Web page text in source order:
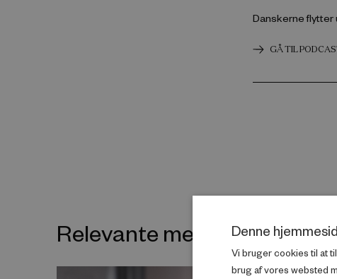
Danskerne flytter
GÅ TIL
Relevante medarbejdere
Denne
Vi bruger cookies til at
brug af vores websted